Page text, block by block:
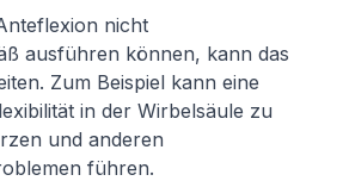
nicht
ausführen können, kann das
Zum Beispiel kann eine
in der Wirbelsäule zu
und anderen
führen.